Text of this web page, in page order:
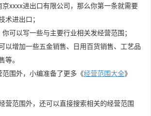
xxxx进出口有限公司，那么你第一条就需要
术进出口；
可以写一些与主要行业相关发经营范围；
以增加一些五金销售、日用百货销售、工艺品
。
围外，小编准备了更多《经营范围大全》
营范围外，还可以直接搜索相关的经营范围